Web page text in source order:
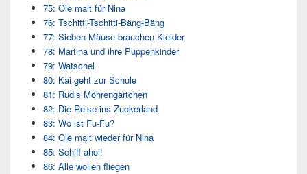
75: Ole malt für Nina
76: Tschitti-Tschitti-Bäng-Bäng
77: Sieben Mäuse brauchen Kleider
78: Martina und ihre Puppenkinder
79: Watschel
80: Kai geht zur Schule
81: Rudis Möhrengärtchen
82: Die Reise ins Zuckerland
83: Wo ist Fu-Fu?
84: Ole malt wieder für Nina
85: Schiff ahoi!
86: Alle wollen fliegen